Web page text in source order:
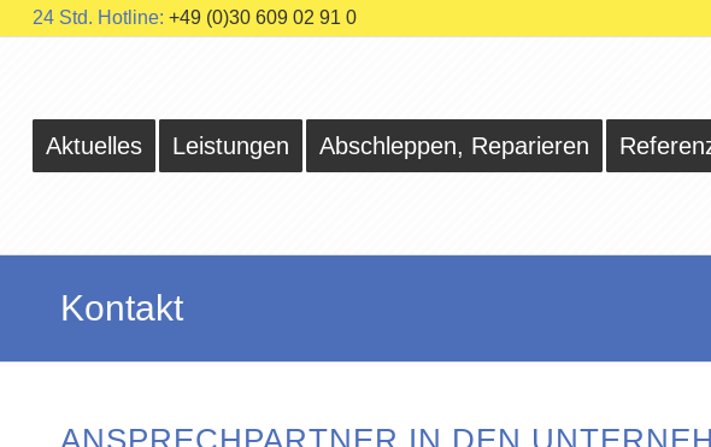
24 Std. Hotline: +49 (0)30 609 02 91 0
Aktuelles Leistungen Abschleppen, Reparieren
Kontakt
ANSPRECHPARTNER IN DEN